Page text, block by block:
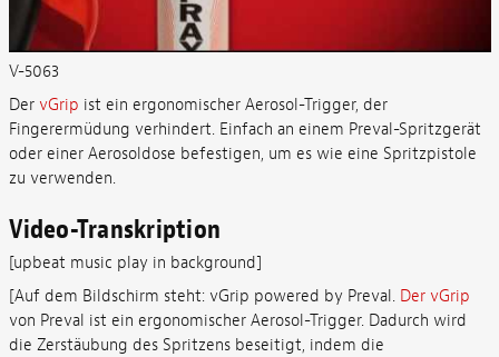
V-5063
Der vGrip ist ein ergonomischer Aerosol-Trigger, der
Fingerermüdung verhindert. Einfach an einem Preval-Spritzgerät
oder einer Aerosoldose befestigen, um es wie eine Spritzpistole
zu verwenden.
Video-Transkription
[upbeat music play in background]
[Auf dem Bildschirm steht: vGrip powered by Preval. Der vGrip
von Preval ist ein ergonomischer Aerosol-Trigger. Dadurch wird
die Zerstäubung des Spritzens beseitigt, indem die